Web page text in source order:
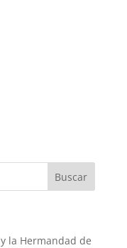
la Hermandad de